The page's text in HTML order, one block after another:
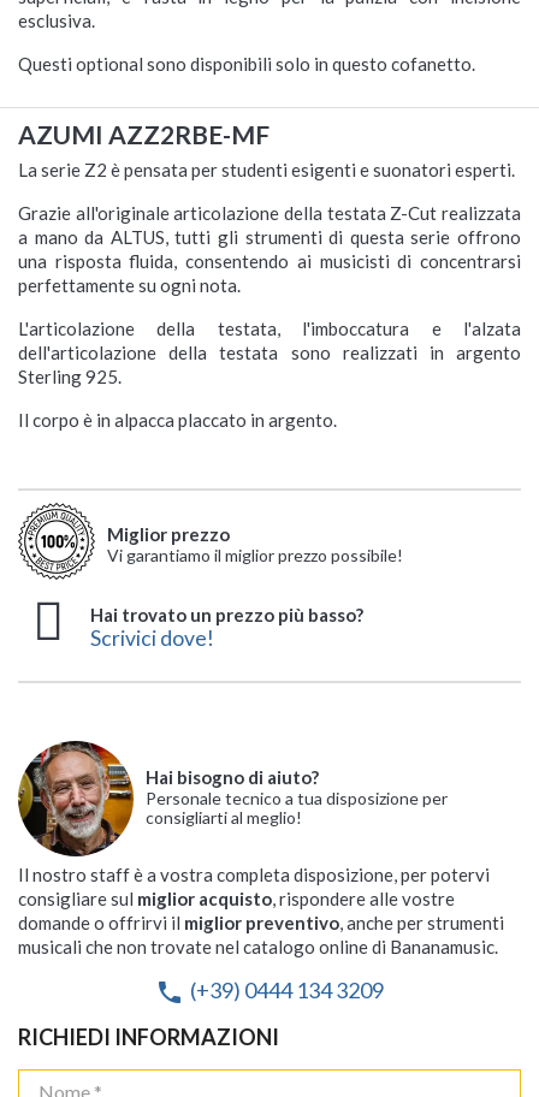
esclusiva.
Questi optional sono disponibili solo in questo cofanetto.
AZUMI AZZ2RBE-MF
La serie Z2 è pensata per studenti esigenti e suonatori esperti.
Grazie all'originale articolazione della testata Z-Cut realizzata
a mano da ALTUS, tutti gli strumenti di questa serie offrono
una risposta fluida, consentendo ai musicisti di concentrarsi
perfettamente su ogni nota.
L'articolazione della testata, l'imboccatura e l'alzata
dell'articolazione della testata sono realizzati in argento
Sterling 925.
Il corpo è in alpacca placcato in argento.
Miglior prezzo
Vi garantiamo il miglior prezzo possibile!
Hai trovato un prezzo più basso?
Scrivici dove!
Hai bisogno di aiuto?
Personale tecnico a tua disposizione per
consigliarti al meglio!
Il nostro staff è a vostra completa disposizione, per potervi
consigliare sul miglior acquisto, rispondere alle vostre
domande o offrirvi il miglior preventivo, anche per strumenti
musicali che non trovate nel catalogo online di Bananamusic.
phone (+39) 0444 134 3209
RICHIEDI INFORMAZIONI